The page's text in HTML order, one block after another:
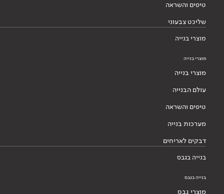
טיפים והשראה
שליכט צבעוני
מוצרי בנייה
מוצרי בנייה
מוצרי בנייה
עולם הבנייה
טיפים והשראה
מערכות בנייה
דבקים לאריחים
בנייה בגבס
בנייה בגבס
מוצרי גבס